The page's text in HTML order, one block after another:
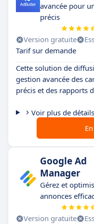
avancée pour
précis
Version gratuite
Tarif sur demande
Cette solution de
gestion avancée des
précis et des rapports
Voir plus de détails
Google Ad
Manager
Gérez et
annonces
Version gratuite